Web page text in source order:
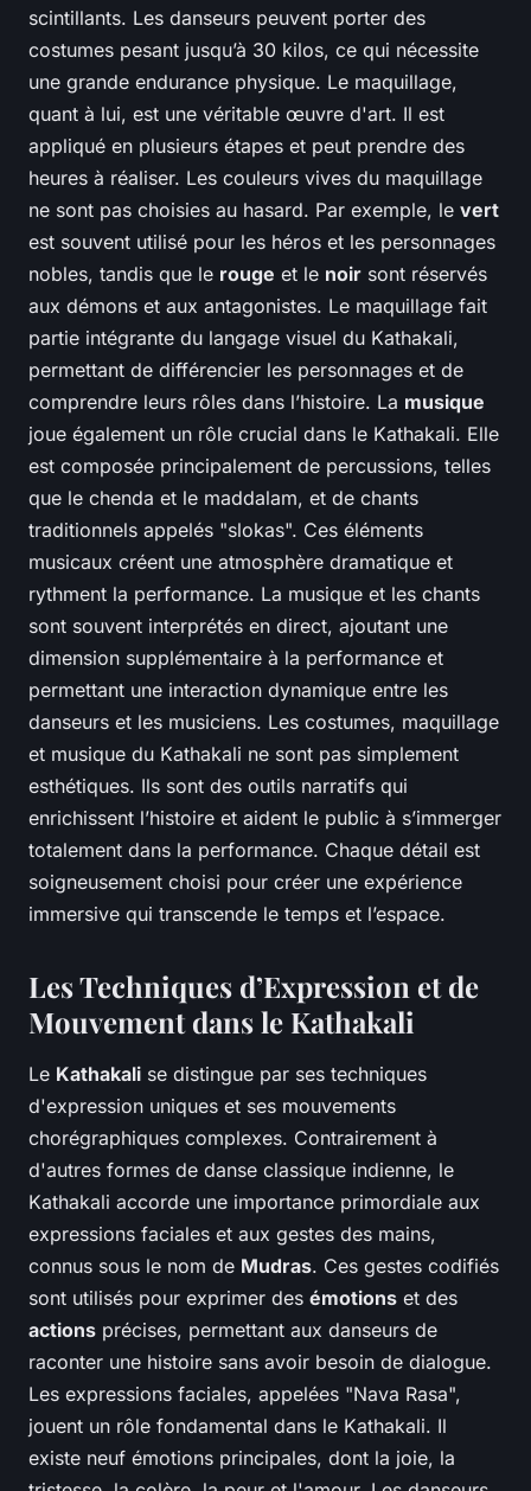
scintillants. Les danseurs peuvent porter des
costumes pesant jusqu’à 30 kilos, ce qui nécessite
une grande endurance physique. Le maquillage,
quant à lui, est une véritable œuvre d'art. Il est
appliqué en plusieurs étapes et peut prendre des
heures à réaliser. Les couleurs vives du maquillage
ne sont pas choisies au hasard. Par exemple, le vert
est souvent utilisé pour les héros et les personnages
nobles, tandis que le rouge et le noir sont réservés
aux démons et aux antagonistes. Le maquillage fait
partie intégrante du langage visuel du Kathakali,
permettant de différencier les personnages et de
comprendre leurs rôles dans l’histoire. La musique
joue également un rôle crucial dans le Kathakali. Elle
est composée principalement de percussions, telles
que le chenda et le maddalam, et de chants
traditionnels appelés "slokas". Ces éléments
musicaux créent une atmosphère dramatique et
rythment la performance. La musique et les chants
sont souvent interprétés en direct, ajoutant une
dimension supplémentaire à la performance et
permettant une interaction dynamique entre les
danseurs et les musiciens. Les costumes, maquillage
et musique du Kathakali ne sont pas simplement
esthétiques. Ils sont des outils narratifs qui
enrichissent l’histoire et aident le public à s’immerger
totalement dans la performance. Chaque détail est
soigneusement choisi pour créer une expérience
immersive qui transcende le temps et l’espace.
Les Techniques d’Expression et de
Mouvement dans le Kathakali
Le Kathakali se distingue par ses techniques
d'expression uniques et ses mouvements
chorégraphiques complexes. Contrairement à
d'autres formes de danse classique indienne, le
Kathakali accorde une importance primordiale aux
expressions faciales et aux gestes des mains,
connus sous le nom de Mudras. Ces gestes codifiés
sont utilisés pour exprimer des émotions et des
actions précises, permettant aux danseurs de
raconter une histoire sans avoir besoin de dialogue.
Les expressions faciales, appelées "Nava Rasa",
jouent un rôle fondamental dans le Kathakali. Il
existe neuf émotions principales, dont la joie, la